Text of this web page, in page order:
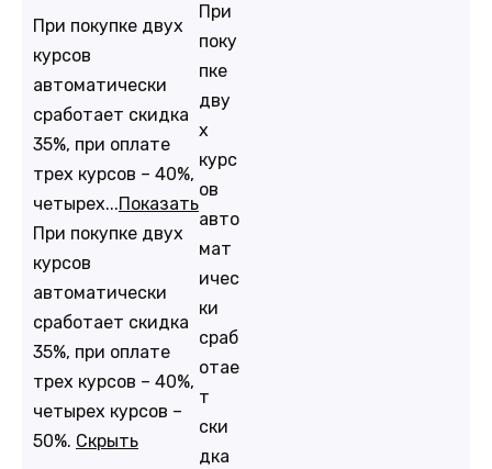
При покупке двух
курсов
автоматически
сработает скидка
35%, при оплате
трех курсов – 40%,
четырех...Показать
При покупке двух
курсов
автоматически
сработает скидка
35%, при оплате
трех курсов – 40%,
четырех курсов –
50%. Скрыть
При
поку
пке
дву
х
курс
ов
авто
мат
ичес
ки
сраб
отае
т
ски
дка